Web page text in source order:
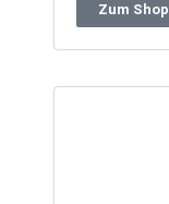
Zum Shop